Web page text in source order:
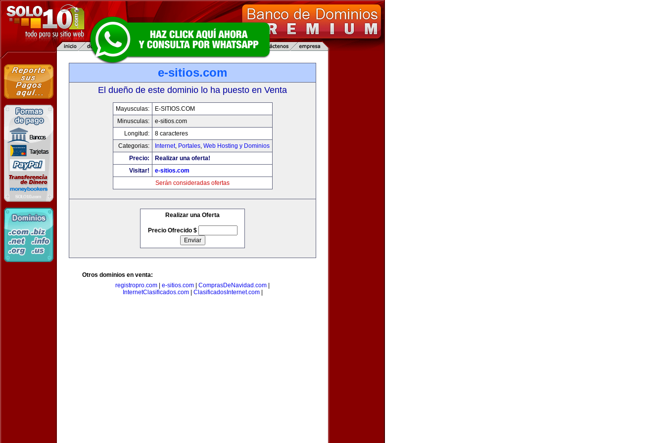
e-sitios.com
El dueño de este dominio lo ha puesto en Venta
Mayusculas:
E-SITIOS.COM
Minusculas:
e-sitios.com
Longitud:
8 caracteres
Categorias:
Internet, Portales, Web Hosting y Dominios
Precio:
Realizar una oferta!
Visitar!
e-sitios.com
Serán consideradas ofertas
Realizar una Oferta
Precio Ofrecido $
Otros dominios en venta:
registropro.com
e-sitios.com ComprasDeNavidad.com
InternetClasificados.com| ClasificadosInternet.com|